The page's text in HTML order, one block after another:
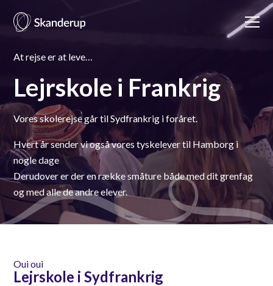
At rejse er at leve…
Lejrskole i Frankrig
Vores skolerejse går til Sydfrankrig i foråret.
Hvert år sender vi også vores tyskelever til Hamborg i
nogle dage
Derudover er der en række småture både med dit grenfag
og med alle de andre elever.
Oui oui
Lejrskole i Sydfrankrig